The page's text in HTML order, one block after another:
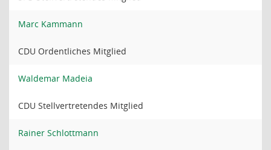
Marc Kammann
CDU Ordentliches Mitglied
Waldemar Madeia
CDU Stellvertretendes Mitglied
Rainer Schlottmann